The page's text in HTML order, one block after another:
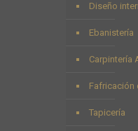
Diseño
Ebanistería
Carpintería
Fafricación
Tapicería